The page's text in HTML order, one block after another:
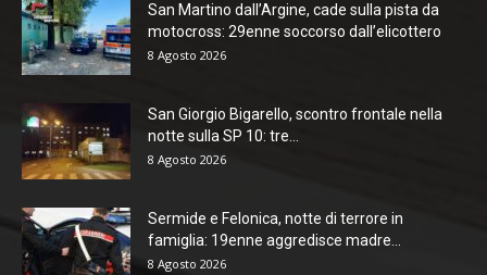
San Martino dall’Argine, cade sulla pista da
motocross: 29enne soccorso dall’elicottero
8 Agosto 2026
San Giorgio Bigarello, scontro frontale nella
notte sulla SP 10: tre...
8 Agosto 2026
Sermide e Felonica, notte di terrore in
famiglia: 19enne aggredisce madre...
8 Agosto 2026